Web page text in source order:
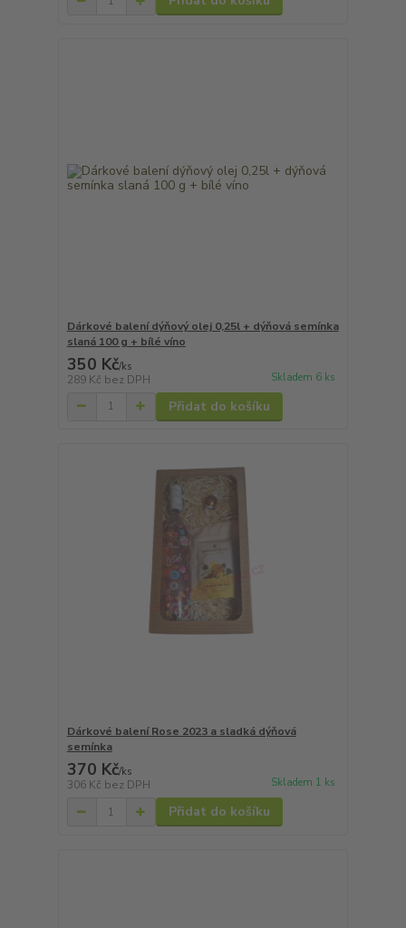
Dárkové balení dýňový olej 0,25l + dýňová semínka
slaná 100 g + bílé víno
350 Kč/ks
289 Kč bez DPH Skladem 6 ks
Přidat do košíku
Dárkové balení Rose 2023 a sladká dýňová
semínka
370 Kč/ks
306 Kč bez DPH Skladem 1 ks
Přidat do košíku